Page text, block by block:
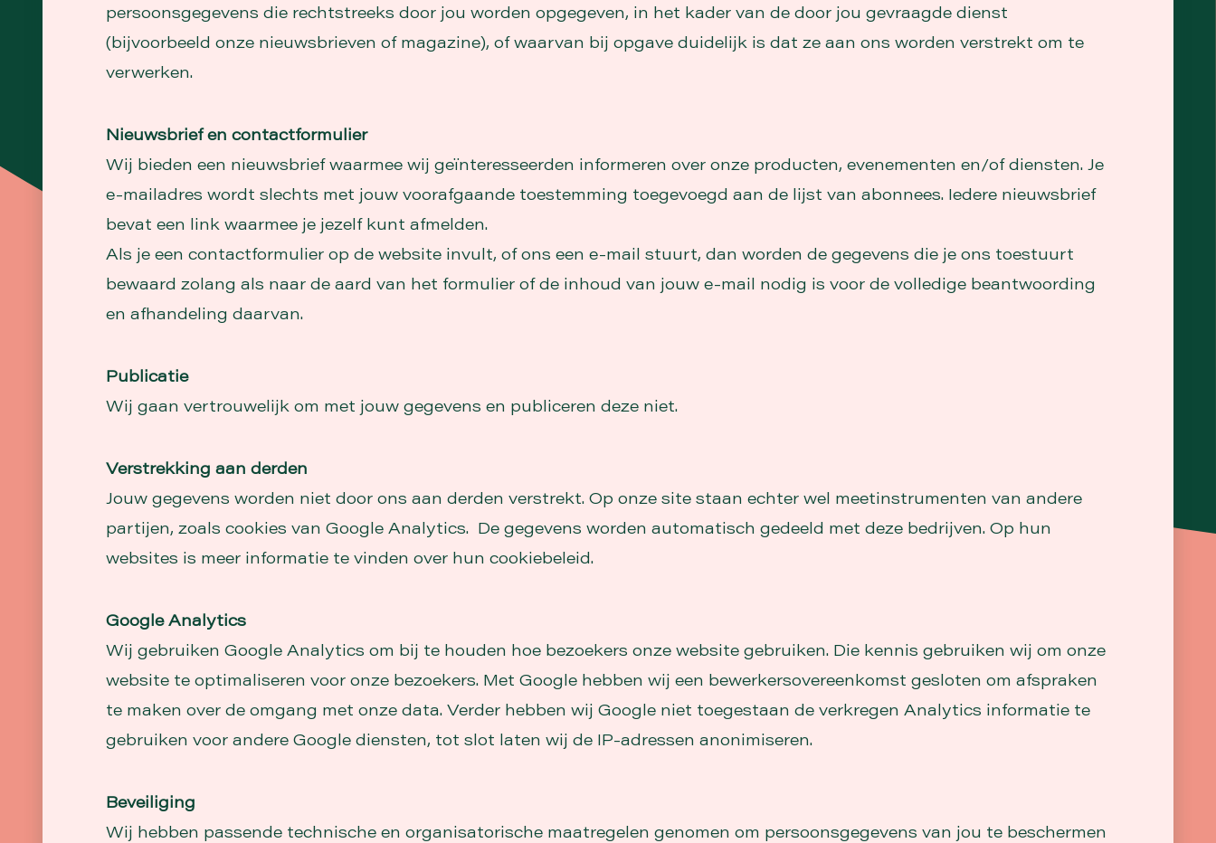
persoonsgegevens die rechtstreeks door jou worden opgegeven, in het kader van de door jou gevraagde dienst
(bijvoorbeeld onze nieuwsbrieven of magazine), of waarvan bij opgave duidelijk is dat ze aan ons worden verstrekt om te
verwerken.
Nieuwsbrief en contactformulier
Wij bieden een nieuwsbrief waarmee wij geïnteresseerden informeren over onze producten, evenementen en/of diensten. Je
e-mailadres wordt slechts met jouw voorafgaande toestemming toegevoegd aan de lijst van abonnees. Iedere nieuwsbrief
bevat een link waarmee je jezelf kunt afmelden.
Als je een contactformulier op de website invult, of ons een e-mail stuurt, dan worden de gegevens die je ons toestuurt
bewaard zolang als naar de aard van het formulier of de inhoud van jouw e-mail nodig is voor de volledige beantwoording
en afhandeling daarvan.
Publicatie
Wij gaan vertrouwelijk om met jouw gegevens en publiceren deze niet.
Verstrekking aan derden
Jouw gegevens worden niet door ons aan derden verstrekt. Op onze site staan echter wel meetinstrumenten van andere
partijen, zoals cookies van Google Analytics. De gegevens worden automatisch gedeeld met deze bedrijven. Op hun
websites is meer informatie te vinden over hun cookiebeleid.
Google Analytics
Wij gebruiken Google Analytics om bij te houden hoe bezoekers onze website gebruiken. Die kennis gebruiken wij om onze
website te optimaliseren voor onze bezoekers. Met Google hebben wij een bewerkersovereenkomst gesloten om afspraken
te maken over de omgang met onze data. Verder hebben wij Google niet toegestaan de verkregen Analytics informatie te
gebruiken voor andere Google diensten, tot slot laten wij de IP-adressen anonimiseren.
Beveiliging
Wij hebben passende technische en organisatorische maatregelen genomen om persoonsgegevens van jou te beschermen